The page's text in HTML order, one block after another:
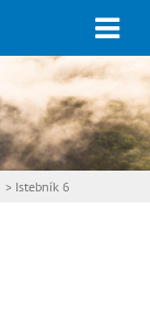
> Istebník 6